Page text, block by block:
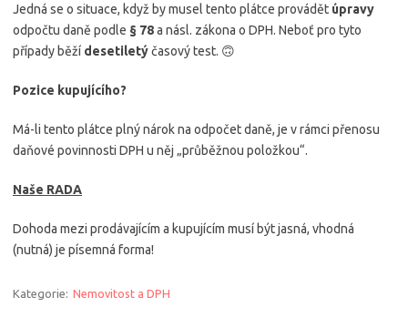
Jedná se o situace, když by musel tento plátce provádět úpravy
odpočtu daně podle § 78a násl. zákona o DPH. Neboť pro tyto
případy běží desetiletýčasový test. 🙃
Pozice kupujícího?
Má-li tento plátce plný nárok na odpočet daně, je v rámci přenosu
daňové povinnosti DPH u něj „průběžnou položkou“.
Naše RADA
Dohoda mezi prodávajícím a kupujícím musí být jasná, vhodná
(nutná) je písemná forma!
Kategorie: Nemovitost a DPH